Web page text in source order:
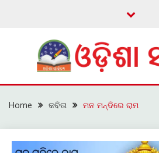
ଓଡ଼ିଶା ସାହିତ୍ୟ
Home କବିତା ମନ ମନ୍ଦିରେ ରାମ